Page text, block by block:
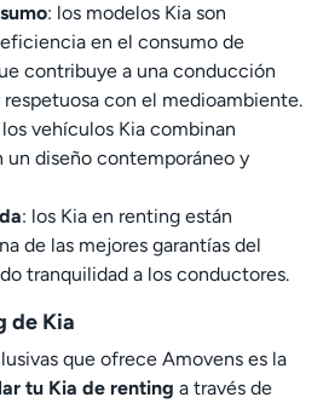
: los modelos Kia son
en el consumo de
contribuye a una conducción
con el medioambiente.
los vehículos Kia combinan
diseño contemporáneo y
: los Kia en renting están
de las mejores garantías del
tranquilidad a los conductores.
de Kia
que ofrece Amovens es la
tu Kia de renting a través de